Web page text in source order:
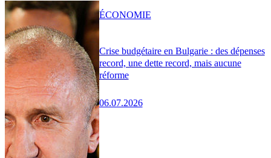
Crise budgétaire en Bulgarie : des dépenses
record, une dette record, mais aucune
réforme
06.07.2026
ÉCONOMIE